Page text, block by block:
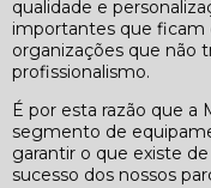
qualidade e
importantes que ficam
organizações que não
profissionalismo.
É por esta razão que a
segmento de
garantir o que existe
sucesso dos nossos